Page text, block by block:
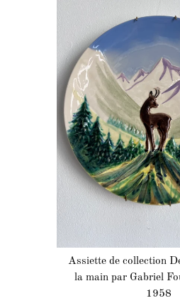
Assiette de collection
la main par Gabriel
1958